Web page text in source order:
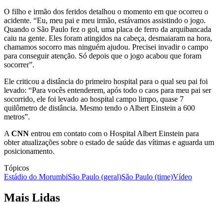
O filho e irmão dos feridos detalhou o momento em que ocorreu o
acidente. “Eu, meu pai e meu irmão, estávamos assistindo o jogo.
Quando o São Paulo fez o gol, uma placa de ferro da arquibancada
caiu na gente. Eles foram atingidos na cabeça, desmaiaram na hora,
chamamos socorro mas ninguém ajudou. Precisei invadir o campo
para conseguir atenção. Só depois que o jogo acabou que foram
socorrer”.
Ele criticou a distância do primeiro hospital para o qual seu pai foi
levado: “Para vocês entenderem, após todo o caos para meu pai ser
socorrido, ele foi levado ao hospital campo limpo, quase 7
quilômetro de distância. Mesmo tendo o Albert Einstein a 600
metros”.
A CNN entrou em contato com o Hospital Albert Einstein para
obter atualizações sobre o estado de saúde das vítimas e aguarda um
posicionamento.
Tópicos
Estádio do MorumbiSão Paulo (geral)São Paulo (time)Vídeo
Mais Lidas